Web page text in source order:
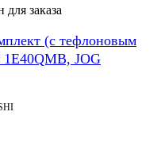
для заказа
(с тефлоновым
JOG